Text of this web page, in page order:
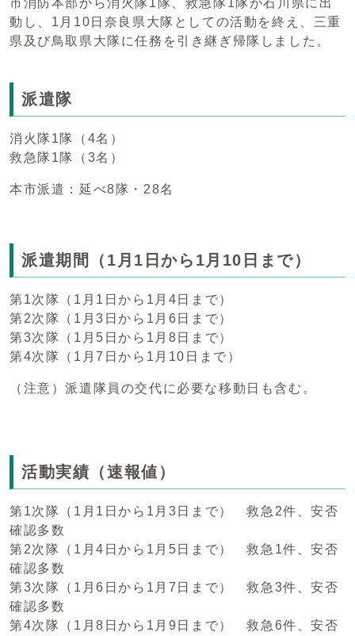
市消防本部から消火隊1隊、救急隊1隊が石川県に出
動し、1月10日奈良県大隊としての活動を終え、三重
県及び鳥取県大隊に任務を引き継ぎ帰隊しました。
派遣隊
消火隊1隊（4名）
救急隊1隊（3名）
本市派遣：延べ8隊・28名
派遣期間（1月1日から1月10日まで）
第1次隊（1月1日から1月4日まで）
第2次隊（1月3日から1月6日まで）
第3次隊（1月5日から1月8日まで）
第4次隊（1月7日から1月10日まで）
（注意）派遣隊員の交代に必要な移動日も含む。
活動実績（速報値）
第1次隊（1月1日から1月3日まで） 救急2件、安否
確認多数
第2次隊（1月4日から1月5日まで） 救急1件、安否
確認多数
第3次隊（1月6日から1月7日まで） 救急3件、安否
確認多数
第4次隊（1月8日から1月9日まで） 救急6件、安否